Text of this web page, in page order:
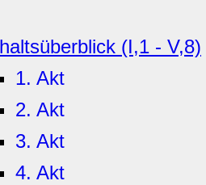
(I,1 - V,8)
1. Akt
2. Akt
3. Akt
4. Akt